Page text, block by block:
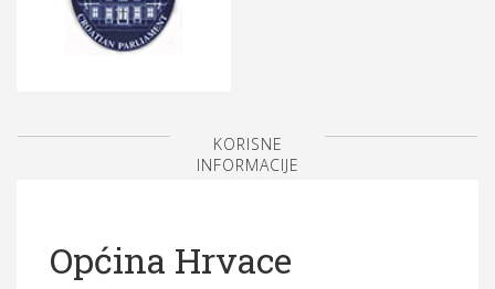
KORISNE
INFORMACIJE
Općina Hrvace